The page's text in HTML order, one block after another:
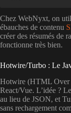
Chez WebNyxt, on
ébauches de contenu
créer des résumés de
fonctionne très bien.
Hotwire/Turbo : Le
Hotwire (HTML Over
React/Vue. L’idée ?
au lieu de JSON, et
sans rechargement